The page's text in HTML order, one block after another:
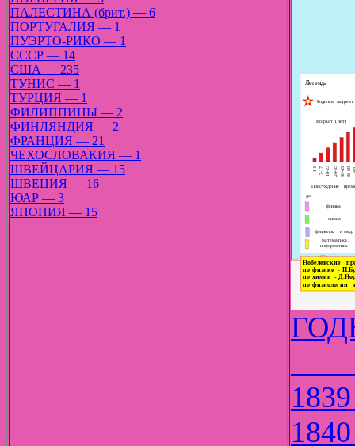
ПАЛЕСТИНА (брит.) — 6
ПОРТУГАЛИЯ — 1
ПУЭРТО-РИКО — 1
СССР — 14
США — 235
ТУНИС — 1
ТУРЦИЯ — 1
ФИЛИППИНЫ — 2
ФИНЛЯНДИЯ — 2
ФРАНЦИЯ — 21
ЧЕХОСЛОВАКИЯ — 1
ШВЕЙЦАРИЯ — 15
ШВЕЦИЯ — 16
ЮАР — 3
ЯПОНИЯ — 15